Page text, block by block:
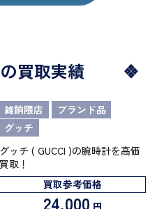
買取実績
雑餉隈店
ブランド品
グッチ
グッチ ( GUCCI )の腕時計を高価
買取！
買取参考価格
24,000 円